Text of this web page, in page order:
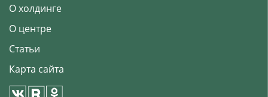
О холдинге
О центре
Статьи
Карта сайта